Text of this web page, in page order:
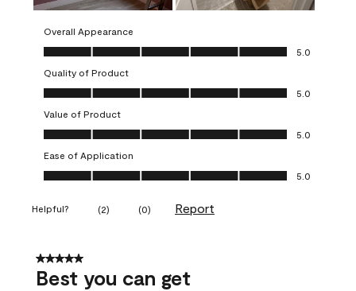
Overall Appearance
Overall Appearance, 5.0 out of 5
5.0
Quality of Product
Quality of Product, 5.0 out of 5
5.0
Value of Product
Value of Product, 5.0 out of 5
5.0
Ease of Application
Ease of Application, 5.0 out of 5
5.0
Helpful? (2) (0) Report
5 out of 5 stars.
Best you can get